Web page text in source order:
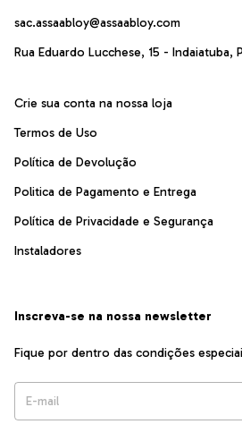
sac.assaabloy@assaabloy.com
Rua Eduardo Lucchese, 15 - Indaiatuba,
Crie sua conta na nossa loja
Termos de Uso
Política de Devolução
Politica de Pagamento e Entrega
Política de Privacidade e Segurança
Instaladores
Inscreva-se na nossa newsletter
Fique por dentro das condições